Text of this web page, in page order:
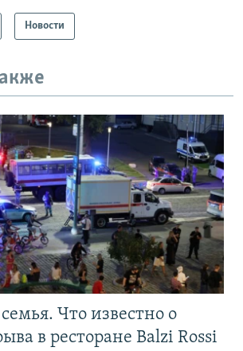
РС Новости
Что известно о
в ресторане Balzi Rossi